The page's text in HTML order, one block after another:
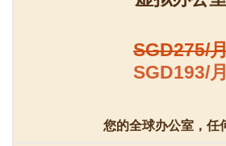
SGD275/
SGD193/月
您的全球办公室，任